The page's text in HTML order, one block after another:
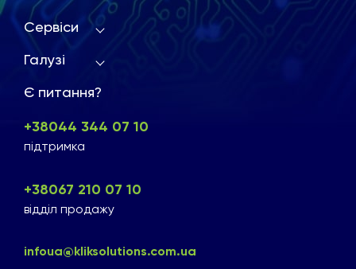
Сервіси
Галузі
Є питання?
+38044 344 07 10
підтримка
+38067 210 07 10
відділ продажу
infoua@kliksolutions.com.ua